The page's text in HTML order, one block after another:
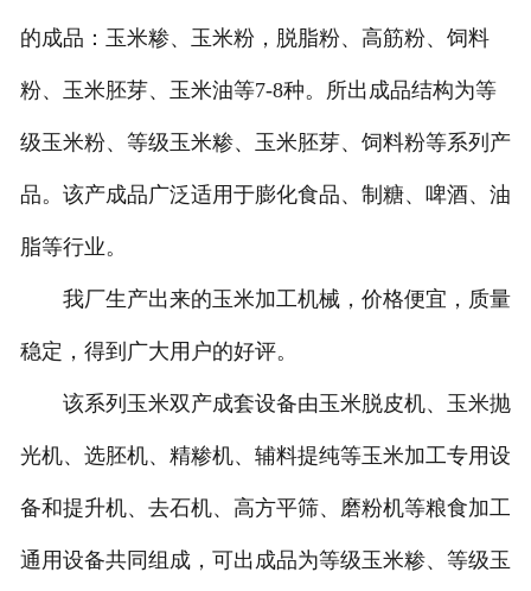
的成品：玉米糁、玉米粉，脱脂粉、高筋粉、饲料
粉、玉米胚芽、玉米油等7-8种。所出成品结构为等
级玉米粉、等级玉米糁、玉米胚芽、饲料粉等系列产
品。该产成品广泛适用于膨化食品、制糖、啤酒、油
脂等行业。
我厂生产出来的玉米加工机械，价格便宜，质量
稳定，得到广大用户的好评。
该系列玉米双产成套设备由玉米脱皮机、玉米抛
光机、选胚机、精糁机、辅料提纯等玉米加工专用设
备和提升机、去石机、高方平筛、磨粉机等粮食加工
通用设备共同组成，可出成品为等级玉米糁、等级玉